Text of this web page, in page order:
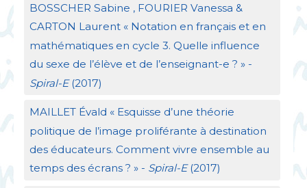
BOSSCHER Sabine , FOURIER Vanessa &
CARTON Laurent « Notation en français et en
mathématiques en cycle 3. Quelle influence
du sexe de l’élève et de l’enseignant-e ? » -
Spiral-E(2017)
MAILLETÉvald « Esquisse d’une théorie
politique de l’image proliférante à destination
des éducateurs. Comment vivre ensemble au
temps des écrans ? » - Spiral-E(2017)